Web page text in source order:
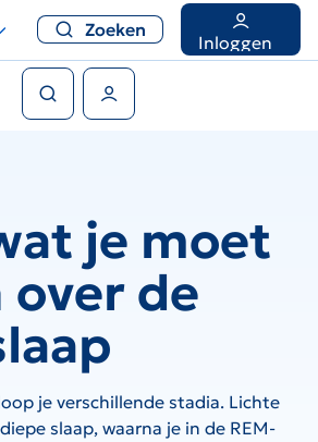
Zoeken
Inloggen
je moet
de
je verschillende stadia. Lichte
slaap, waarna je in de REM-